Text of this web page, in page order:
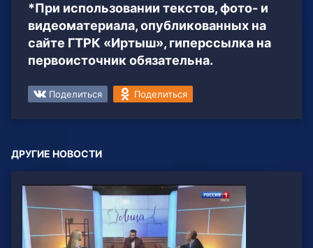
*При использовании текстов, фото- и
видеоматериала, опубликованных на
сайте ГТРК «Иртыш», гиперссылка на
первоисточник обязательна.
Поделиться Поделиться
ДРУГИЕ НОВОСТИ